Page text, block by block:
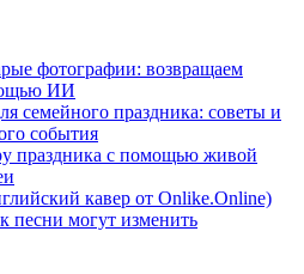
фотографии: возвращаем
ИИ
семейного праздника: советы и
события
праздника с помощью живой
кавер от Onlike.Online)
песни могут изменить